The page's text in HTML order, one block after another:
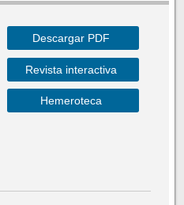
Descargar PDF
Revista interactiva
Hemeroteca